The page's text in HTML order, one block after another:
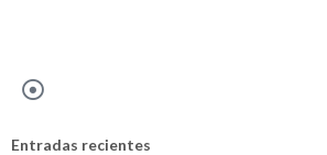
Entradas recientes